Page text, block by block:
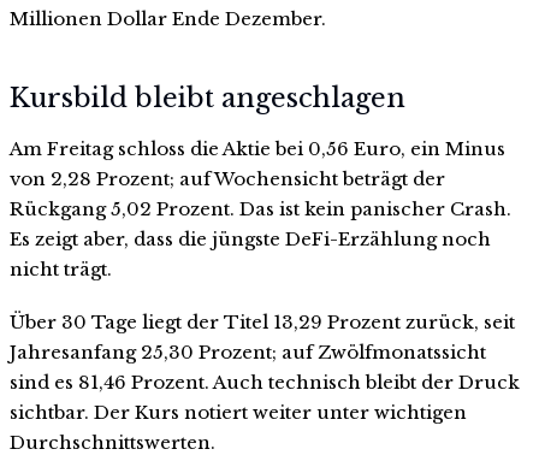
Millionen Dollar Ende Dezember.
Kursbild bleibt angeschlagen
Am Freitag schloss die Aktie bei 0,56 Euro, ein Minus
von 2,28 Prozent; auf Wochensicht beträgt der
Rückgang 5,02 Prozent. Das ist kein panischer Crash.
Es zeigt aber, dass die jüngste DeFi-Erzählung noch
nicht trägt.
Über 30 Tage liegt der Titel 13,29 Prozent zurück, seit
Jahresanfang 25,30 Prozent; auf Zwölfmonatssicht
sind es 81,46 Prozent. Auch technisch bleibt der Druck
sichtbar. Der Kurs notiert weiter unter wichtigen
Durchschnittswerten.